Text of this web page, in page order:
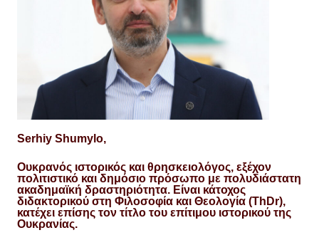
Serhiy Shumylo,
Ουκρανός ιστορικός και θρησκειολόγος, εξέχον
πολιτιστικό και δημόσιο πρόσωπο με πολυδιάστατη
ακαδημαϊκή δραστηριότητα. Είναι κάτοχος
διδακτορικού στη Φιλοσοφία και Θεολογία (ThDr),
κατέχει επίσης τον τίτλο του επίτιμου ιστορικού της
Ουκρανίας.